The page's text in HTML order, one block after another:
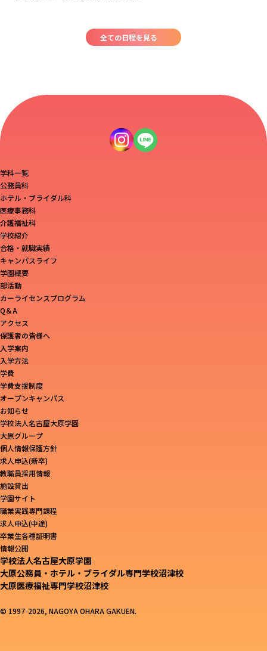
全ての日程を見る
学科一覧
公務員科
ホテル・ブライダル科
医療事務科
介護福祉科
学校紹介
合格・就職実績
キャンパスライフ
学園概要
部活動
カーライセンスプログラム
Q＆A
アクセス
保護者の皆様へ
入学案内
入学方法
学費
学費支援制度
オープンキャンパス
お知らせ
学校法人名古屋大原学園
大原グループ
個人情報保護方針
求人申込(新卒)
教職員採用情報
施設貸出
学園サイト
職業実践専門課程
求人申込(中途)
卒業生各種証明書
情報公開
学校法人名古屋大原学園
大原公務員・ホテル・ブライダル専門学校沼津校
大原医療福祉専門学校沼津校
© 1997-2026, NAGOYA OHARA GAKUEN.